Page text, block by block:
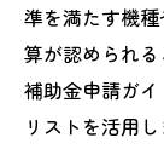
準を満たす機
算が認められる
補助金申請ガ
リストを活用